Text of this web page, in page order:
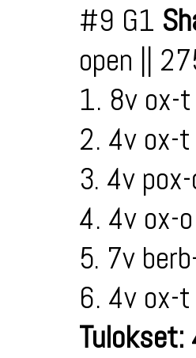
#9 G1
open ||
1. 8v ox-t
2. 4v ox-t
3. 4v
4. 4v ox-o
5. 7v
6. 4v ox-t